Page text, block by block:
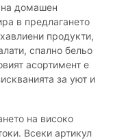
на домашен
в предлагането
продукти,
спално бельо
асортимент е
за уют и
на високо
Всеки артикул